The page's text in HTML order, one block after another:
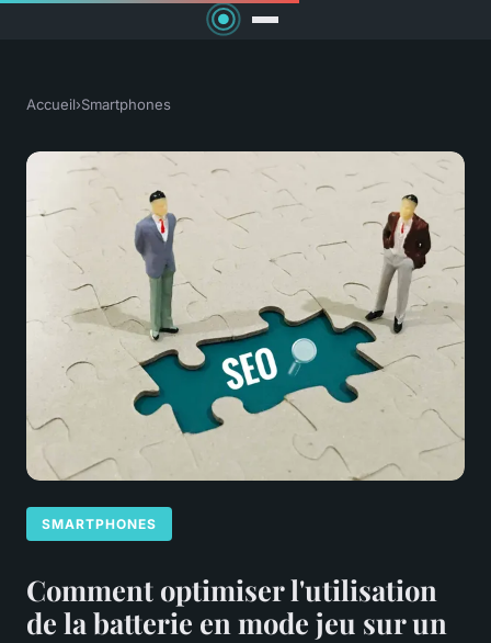
Accueil›Smartphones
SMARTPHONES
Comment optimiser l'utilisation
de la batterie en mode jeu sur un